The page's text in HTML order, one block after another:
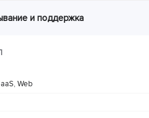
и поддержка
Web